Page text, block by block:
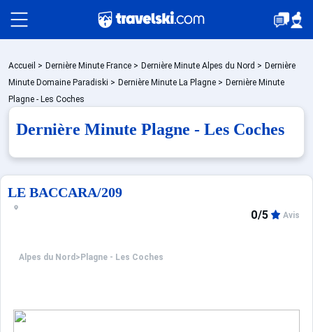
Packages
Sites CSE & Groupes
Accueil > Dernière Minute France > Dernière Minute Alpes du Nord > Dernière
Minute Domaine Paradiski > Dernière Minute La Plagne > Dernière Minute
Plagne - Les Coches
Dernière Minute Plagne - Les Coches
LE BACCARA/209
Alpes du Nord > Plagne - Les Coches
0/5 Avis